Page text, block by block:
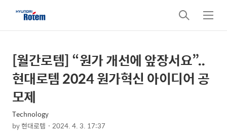
검
색
메
뉴
상
세
컨
텐
츠
본
문
제
목
[월간로템] “원가 개선에 앞장서요”..
현대로템 2024 원가혁신 아이디어 공
모제
Technology
by현대로템 2024. 4. 3. 17:37